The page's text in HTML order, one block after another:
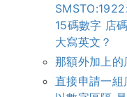
15碼數字 店
大寫英文？
那額外加上的
直接申請一